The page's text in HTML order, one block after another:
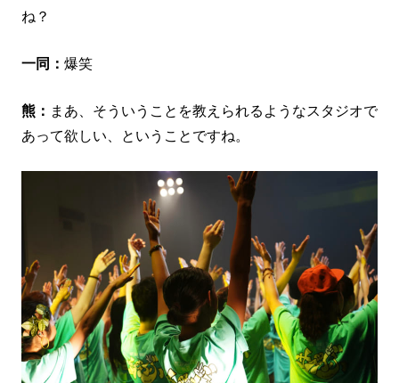
ね？
一同： 爆笑
熊： まあ、そういうことを教えられるようなスタジオで
あって欲しい、ということですね。